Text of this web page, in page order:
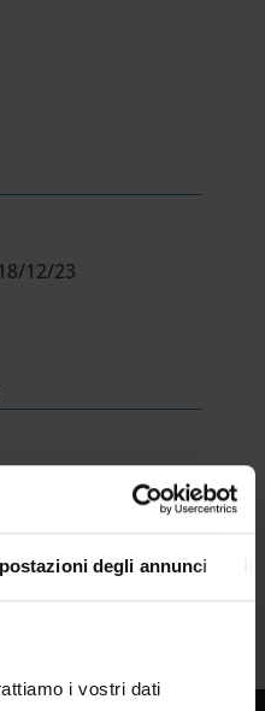
degli annunci
i vostri dati
12/23